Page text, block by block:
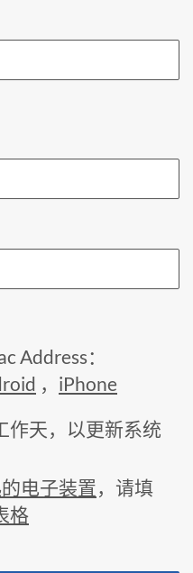
Address：
， iPhone
作天，以更新系统
电子装置，请填
格